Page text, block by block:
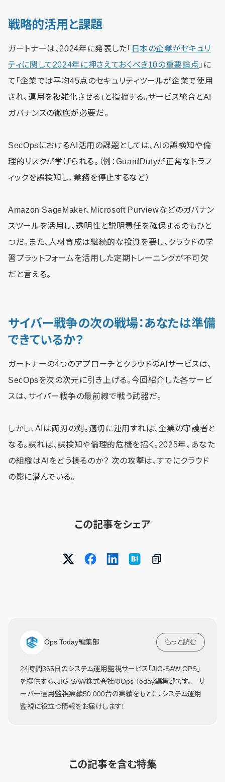
戦略的活用と課題
ガートナーは、2024年に発表した「 日本の企業がセキュリ
ティに関して2024年に押さえておくべき10の重要論点 」に
て「企業では平均45点のセキュリティツールが企業で使用
され、運用を複雑化させる」と指摘する。サービス統合とAI
ガバナンスの徹底が必要だ。
SecOpsにおけるAI活用の課題としては、AIの誤検知や倫
理的リスクが挙げられる。（例：GuardDutyが正常なトラフ
ィックを誤検知し、業務を停止するなど）
Amazon SageMaker、Microsoft Purviewなどのガバナン
スツールを活用し、透明性と説明責任を確保するのもひと
つだ。また、人材育成は継続的な投資を要し、クラウドの学
習プラットフォームを活用した定期トレーニングが不可欠
だと言える。
サイバー戦争の次の戦場：あなたは準備
できているか？
ガートナーの4つのアプローチとクラウドのAIサービスは、
SecOpsを次の次元に引き上げる。今回紹介した各サービ
スは、サイバー戦争の最前線で戦う武器だ。
しかし、AIは両刃の剣。適切に運用すれば、企業の守護者と
なる。誤れば、誤検知や倫理的危機を招く。2025年、あなた
の組織はAIをどう操るのか？ 次の攻撃は、すでにクラウド
の影に潜んでいる。
この記事をシェア
Ops Today編集部 もっと読む
24時間365日のシステム運用監視サービス「JIG-SAW OPS」
を提供する、JIG-SAW株式会社のOps Today編集部です。 サ
ーバー運用監視実績50,000台の実績をもとに、システム運用
監視に役立つ情報をお届けします！
この記事を含む特集